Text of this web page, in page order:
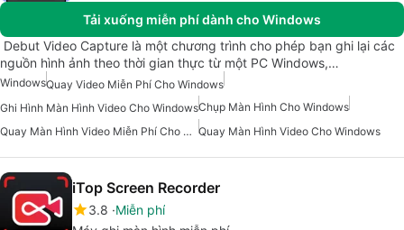
Tải xuống miễn phí dành cho Windows
Debut Video Capture là một chương trình cho phép bạn ghi lại các
nguồn hình ảnh theo thời gian thực từ một PC Windows,…
WindowsQuay Video Miễn Phí Cho Windows
Ghi Hình Màn Hình Video Cho WindowsChụp Màn Hình Cho Windows
Quay Màn Hình Video Miễn Phí Cho Windows Quay Màn Hình Video Cho Windows
iTop Screen Recorder
3.8 Miễn phí